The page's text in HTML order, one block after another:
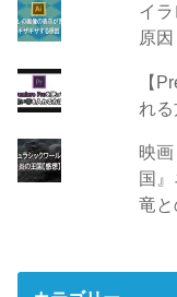
イ
原因
【
れ
映
国
竜